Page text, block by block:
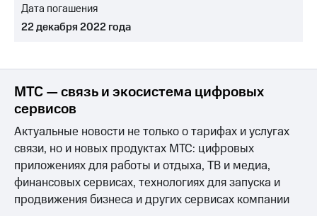
и акционерам
Корпоративное
Корпоративный
секретарь
Раскрытие
информации
Информация
акционерам
Документы
ПАО
"МТС"
Собрания
акционеров
Дата погашения
22 декабря 2022 года
МТС — связь и экосистема цифровых
сервисов
Актуальные новости не только о тарифах и услугах
связи, но и новых продуктах МТС: цифровых
приложениях для работы и отдыха, ТВ и медиа,
финансовых сервисах, технологиях для запуска и
продвижения бизнеса и других сервисах компании